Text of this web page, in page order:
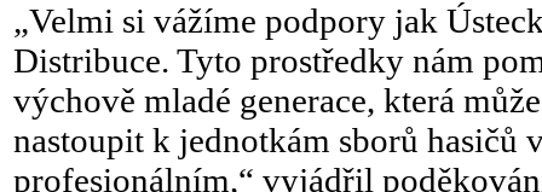
„Velmi si vážíme podpory jak
Distribuce. Tyto prostředky nám
výchově mladé generace, která
nastoupit k jednotkám sborů hasičů
profesionálním,“ vyjádřil